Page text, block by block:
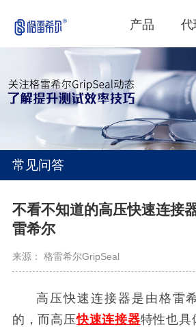
产品 代
常见问答
不看不知道的高压快速连接
雷希尔
来源： 格雷希尔GripSeal
高压快速连接器是由格雷
的，而高压快速连接器特性也具